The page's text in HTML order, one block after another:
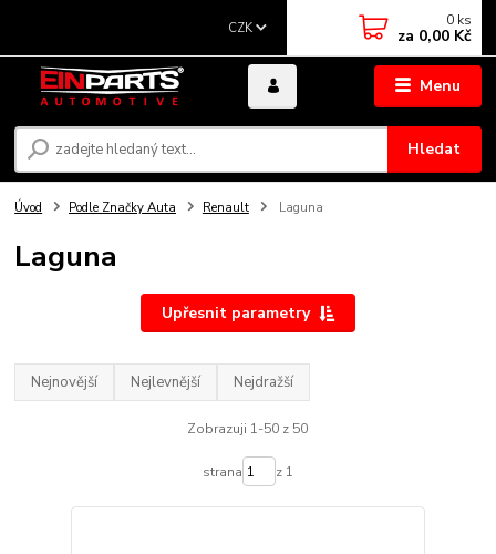
Menu
CZK
Hledat
0 ks
za 0,00 Kč
Úvod Podle Značky Auta Renault Laguna
Laguna
Upřesnit parametry
Nejnovější Nejlevnější Nejdražší
Zobrazuji 1-50 z 50
strana z 1